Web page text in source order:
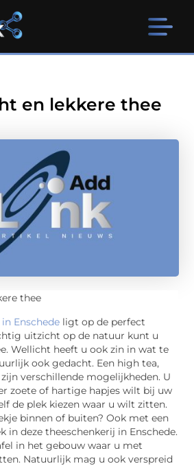
en lekkere thee
thee
Enschede ligt op de perfect
uitzicht op de natuur kunt u
Wellicht heeft u ook zin in wat te
ook gedacht. Een high tea,
verschillende mogelijkheden. U
zoete of hartige hapjes wilt bij uw
de plek kiezen waar u wilt zitten.
binnen of buiten? Ook met een
in deze theeschenkerij in Enschede.
in het gebouw waar u met
Natuurlijk mag u ook verspreid